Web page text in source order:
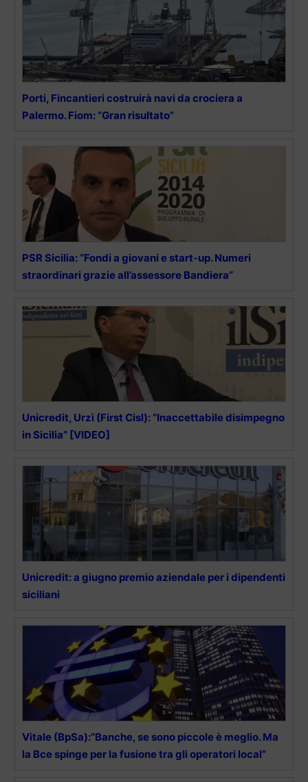
Porti, Fincantieri costruirà navi da crociera a
Palermo. Fiom: “Gran risultato”
PSR Sicilia: “Fondi a giovani e start-up. Numeri
straordinari grazie all’assessore Bandiera”
Unicredit, Urzì (First Cisl): “Inaccettabile disimpegno
in Sicilia” [VIDEO]
Unicredit: a giugno premio aziendale per i dipendenti
siciliani
Vitale (BpSa):”Banche, se sono piccole è meglio. Ma
la Bce spinge per la fusione tra gli operatori local”